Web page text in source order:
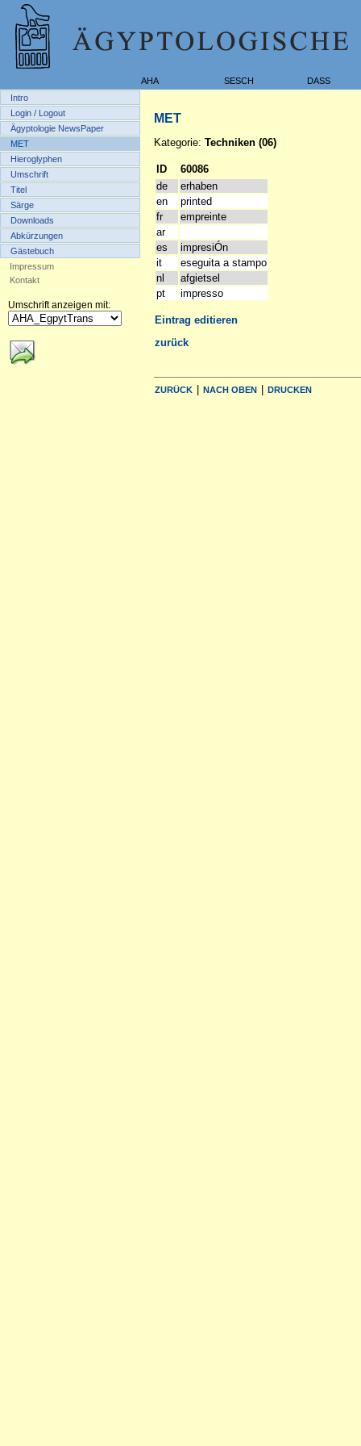
AHA SESCH
DASS
Intro
Login / Logout
Ägyptologie NewsPaper
MET
Hieroglyphen
Umschrift
Titel
Särge
Downloads
Abkürzungen
Gästebuch
Impressum
Kontakt
Umschrift anzeigen mit:
MET
Kategorie: Techniken (06)
ID
60086
de
erhaben
en
printed
fr
empreinte
ar
es
impresiÓn
it
eseguita a stampo
nl
afgietsel
pt
impresso
Eintrag editieren
zurück
ZURÜCK | NACH OBEN | DRUCKEN